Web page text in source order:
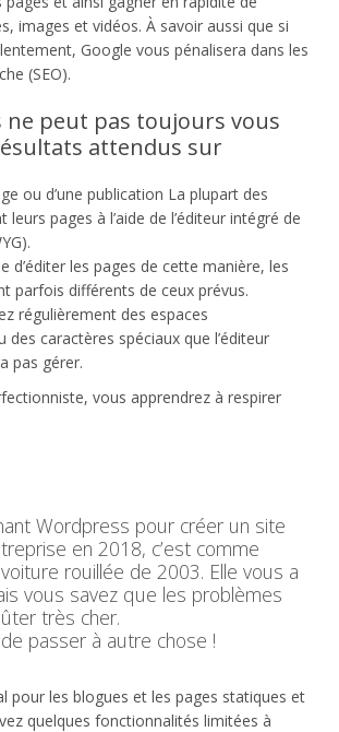
images et vidéos. À savoir aussi que si
Google vous pénalisera dans les
(SEO).
ne peut pas toujours vous
attendus sur
ou d’une publication La plupart des
pages à l’aide de l’éditeur intégré de
d’éditer les pages de cette manière, les
parfois différents de ceux prévus.
régulièrement des espaces
des caractères spéciaux que l’éditeur
pas gérer.
vous apprendrez à respirer
Wordpress pour créer un site
en 2018, c’est comme
rouillée de 2003. Elle vous a
vous savez que les problèmes
très cher.
passer à autre chose !
pour les blogues et les pages statiques et
quelques fonctionnalités limitées à